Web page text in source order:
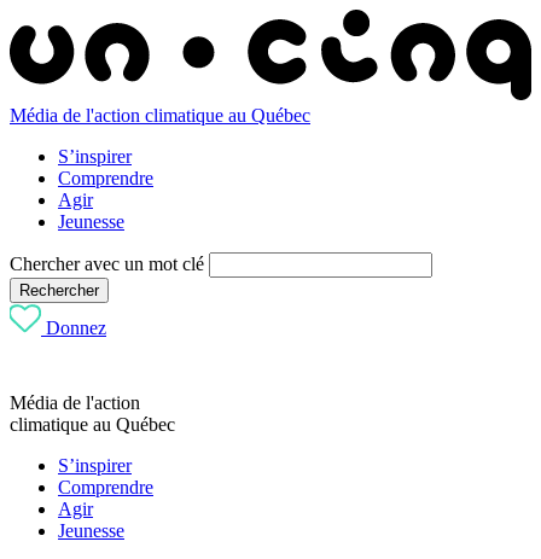
Média de l'action climatique au Québec
S’inspirer
Comprendre
Agir
Jeunesse
Chercher avec un mot clé
Rechercher
Donnez
Média de l'action
climatique au Québec
S’inspirer
Comprendre
Agir
Jeunesse